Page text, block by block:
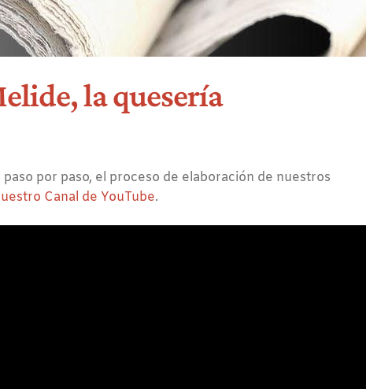
la quesería
por paso, el proceso de elaboración de nuestros
Canal de YouTube.